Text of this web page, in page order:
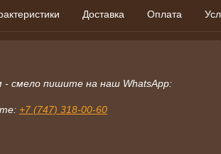
Доставка Оплата
- смело пишите на наш WhatsApp:
+7 (747) 318-00-60